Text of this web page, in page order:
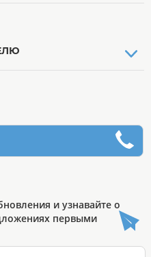
и узнавайте о
первыми